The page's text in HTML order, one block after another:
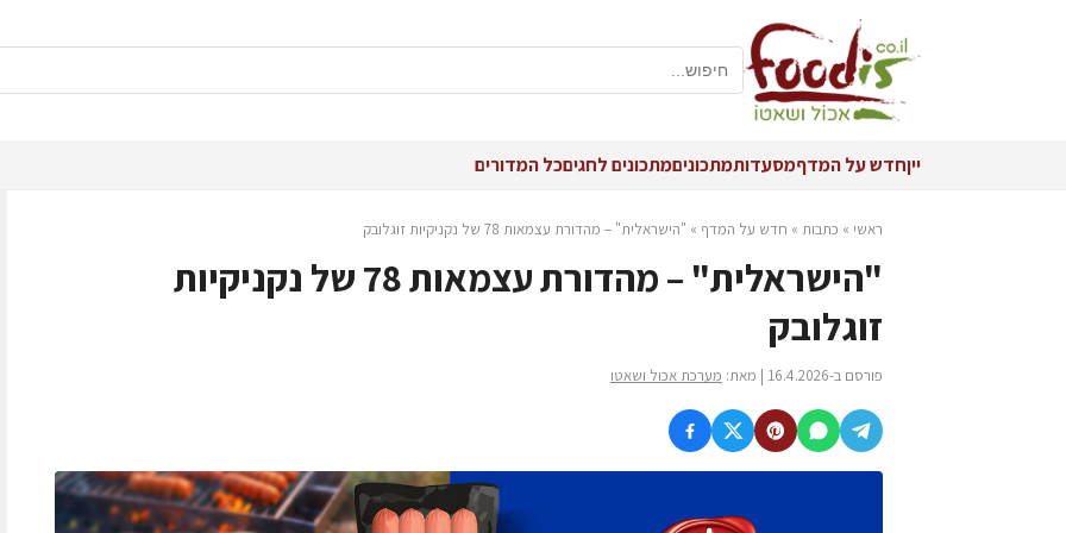
ייןחדש על המדףמסעדותמתכוניםמתכונים לחגיםכל המדורים
ראשי » כתבות » חדש על המדף » "הישראלית" – מהדורת עצמאות 78 של נקניקיות זוגלובק
"הישראלית" – מהדורת עצמאות 78 של נקניקיות
זוגלובק
פורסם ב-16.4.2026 | מאת: מערכת אכול ושאטו